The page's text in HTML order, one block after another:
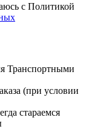
с Политикой
Транспортными
(при условии
стараемся